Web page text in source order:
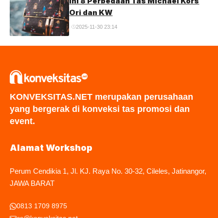
Ori dan KW
2025-11-30 23:14
KONVEKSITAS.NET merupakan perusahaan
yang bergerak di konveksi tas promosi dan
event.
Alamat Workshop
Perum Cendikia 1, Jl. KJ. Raya No. 30-32, Cileles, Jatinangor,
JAWA BARAT
0813 1709 8975